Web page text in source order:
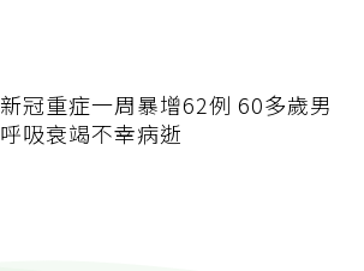
新冠重症一周暴增62例 60多歲男
呼吸衰竭不幸病逝